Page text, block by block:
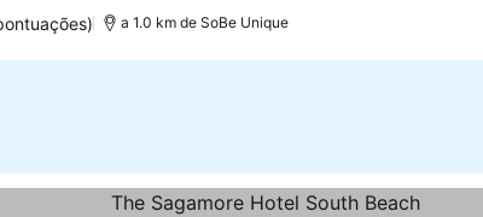
a 1.0 km de SoBe Unique